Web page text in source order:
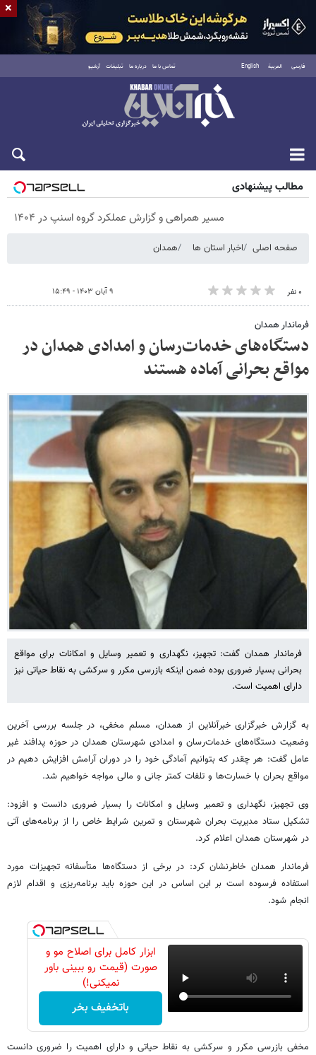
فارسی العربية English تماس با ما درباره ما تبلیغات آرشیو
پنجشنبه ۱۵ مرداد ۱۴۰۵
مطالب پیشنهادی
مسیر همراهی و گزارش عملکرد گروه اسنپ در ۱۴۰۴
صفحه اصلی اخبار استان ها همدان
۰ نفر ۹ آبان ۱۴۰۳ - ۱۵:۴۹
فرماندار همدان
دستگاه‌های خدمات‌رسان و امدادی همدان در
مواقع بحرانی آماده هستند
فرماندار همدان گفت: تجهیز، نگهداری و تعمیر وسایل و امکانات برای مواقع
بحرانی بسیار ضروری بوده ضمن اینکه بازرسی مکرر و سرکشی به نقاط حیاتی نیز
دارای اهمیت است.
به گزارش خبرگزاری خبرآنلاین از همدان، مسلم مخفی، در جلسه بررسی آخرین
وضعیت دستگاه‌های خدمات‌رسان و امدادی شهرستان همدان در حوزه پدافند غیر
عامل گفت: هر چقدر که بتوانیم آمادگی خود را در دوران آرامش افزایش دهیم در
مواقع بحران با خسارت‌ها و تلفات کمتر جانی و مالی مواجه خواهیم شد.
وی تجهیز، نگهداری و تعمیر وسایل و امکانات را بسیار ضروری دانست و افزود:
تشکیل ستاد مدیریت بحران شهرستان و تمرین شرایط خاص را از برنامه‌های آتی
در شهرستان همدان اعلام کرد.
فرماندار همدان خاطرنشان کرد: در برخی از دستگاه‌ها متأسفانه تجهیزات مورد
استفاده فرسوده است بر این اساس در این حوزه باید برنامه‌ریزی و اقدام لازم
انجام شود.
ابزار کامل برای اصلاح مو و
صورت (قیمت رو ببینی باور
نمیکنی!)
باتخفیف بخر
مخفی بازرسی مکرر و سرکشی به نقاط حیاتی و دارای اهمیت را ضروری دانست
×